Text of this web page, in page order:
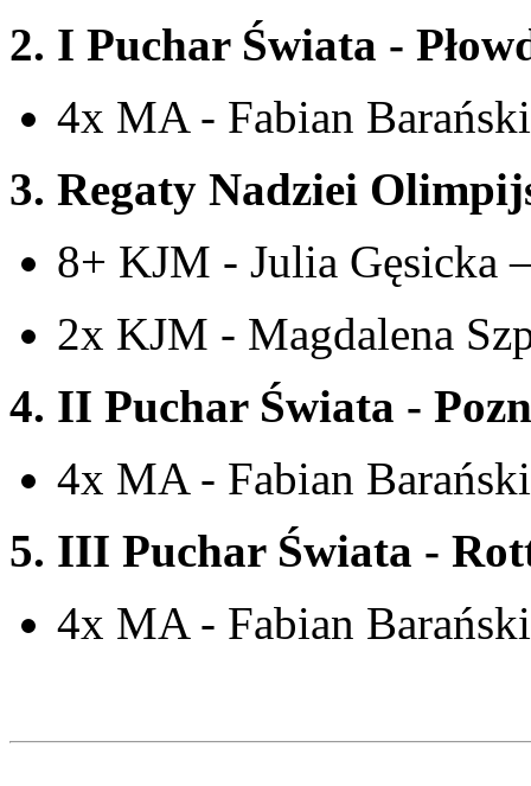
2. I Puchar Świata -
4x MA - Fabian
3. Regaty Nadziei
8+ KJM - Julia Gęsicka
2x KJM - Magdalena
4. II Puchar Świata -
4x MA - Fabian
5. III Puchar Świata -
4x MA - Fabian